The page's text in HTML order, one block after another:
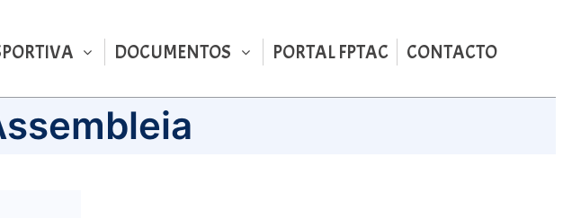
DOCUMENTOS PORTAL FPTAC CONTACTO